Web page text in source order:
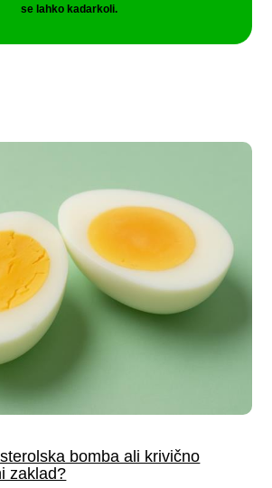
se lahko kadarkoli.
bomba ali krivično
zaklad?